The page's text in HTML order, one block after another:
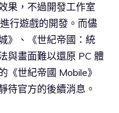
果，不過開發工作室
行遊戲的開發。而儘
》、《世紀帝國：統
與畫面難以還原 PC 體
《世紀帝國 Mobile》
待官方的後續消息。